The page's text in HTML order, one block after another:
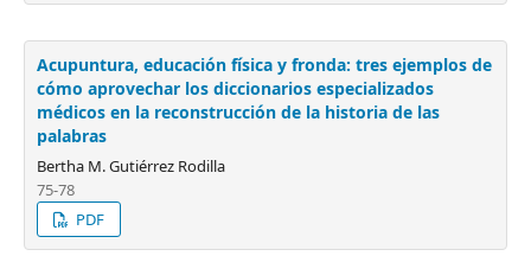
Acupuntura, educación física y fronda: tres ejemplos de
cómo aprovechar los diccionarios especializados
médicos en la reconstrucción de la historia de las
palabras
Bertha M. Gutiérrez Rodilla
75-78
PDF